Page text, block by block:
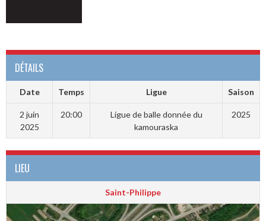
DÉTAILS
Date Temps Ligue Saison
2 juin
2025
20:00
Ligue de balle donnée du
kamouraska
2025
LIEU
Saint-Philippe